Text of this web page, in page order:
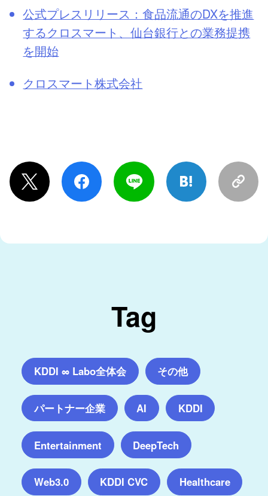
公式プレスリリース：食品流通のDXを推進
するクロスマート、仙台銀行との業務提携
を開始
クロスマート株式会社
Tag
KDDI ∞ Labo全体会 その他
パートナー企業 AI KDDI
Entertainment DeepTech
Web3.0 KDDI CVC Healthcare